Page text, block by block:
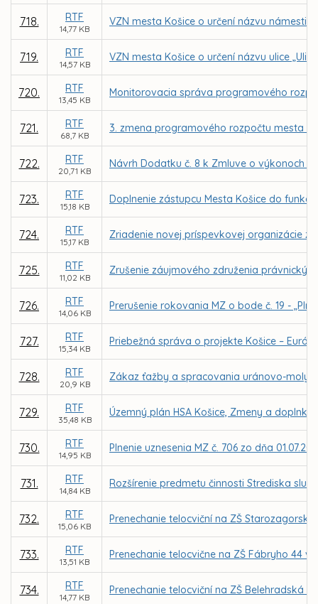
718. RTF
14,77 KB
VZN mesta Košice o určení názvu námestia
719. RTF
14,57 KB
VZN mesta Košice o určení názvu ulice
720. RTF
13,45 KB
Monitorovacia správa programového
721. RTF
68,7 KB
3. zmena programového rozpočtu mesta
722. RTF
20,71 KB
Návrh Dodatku č. 8 k Zmluve o výkonoch
723. RTF
15,18 KB
Doplnenie zástupcu Mesta Košice do
724. RTF
15,17 KB
Zriadenie novej príspevkovej organizácie
725. RTF
11,02 KB
Zrušenie záujmového združenia
726. RTF
14,06 KB
Prerušenie rokovania MZ o bode č. 19 -
727. RTF
15,34 KB
Priebežná správa o projekte Košice –
728. RTF
20,9 KB
Zákaz ťažby a spracovania uránovo-
729. RTF
35,48 KB
Územný plán HSA Košice, Zmeny a doplnky
730. RTF
14,95 KB
Plnenie uznesenia MZ č. 706 zo dňa
731. RTF
14,84 KB
Rozšírenie predmetu činnosti Strediska
732. RTF
15,06 KB
Prenechanie telocviční na ZŠ
733. RTF
13,51 KB
Prenechanie telocvične na ZŠ Fábryho 44
734. RTF
14,77 KB
Prenechanie telocviční na ZŠ Belehradská